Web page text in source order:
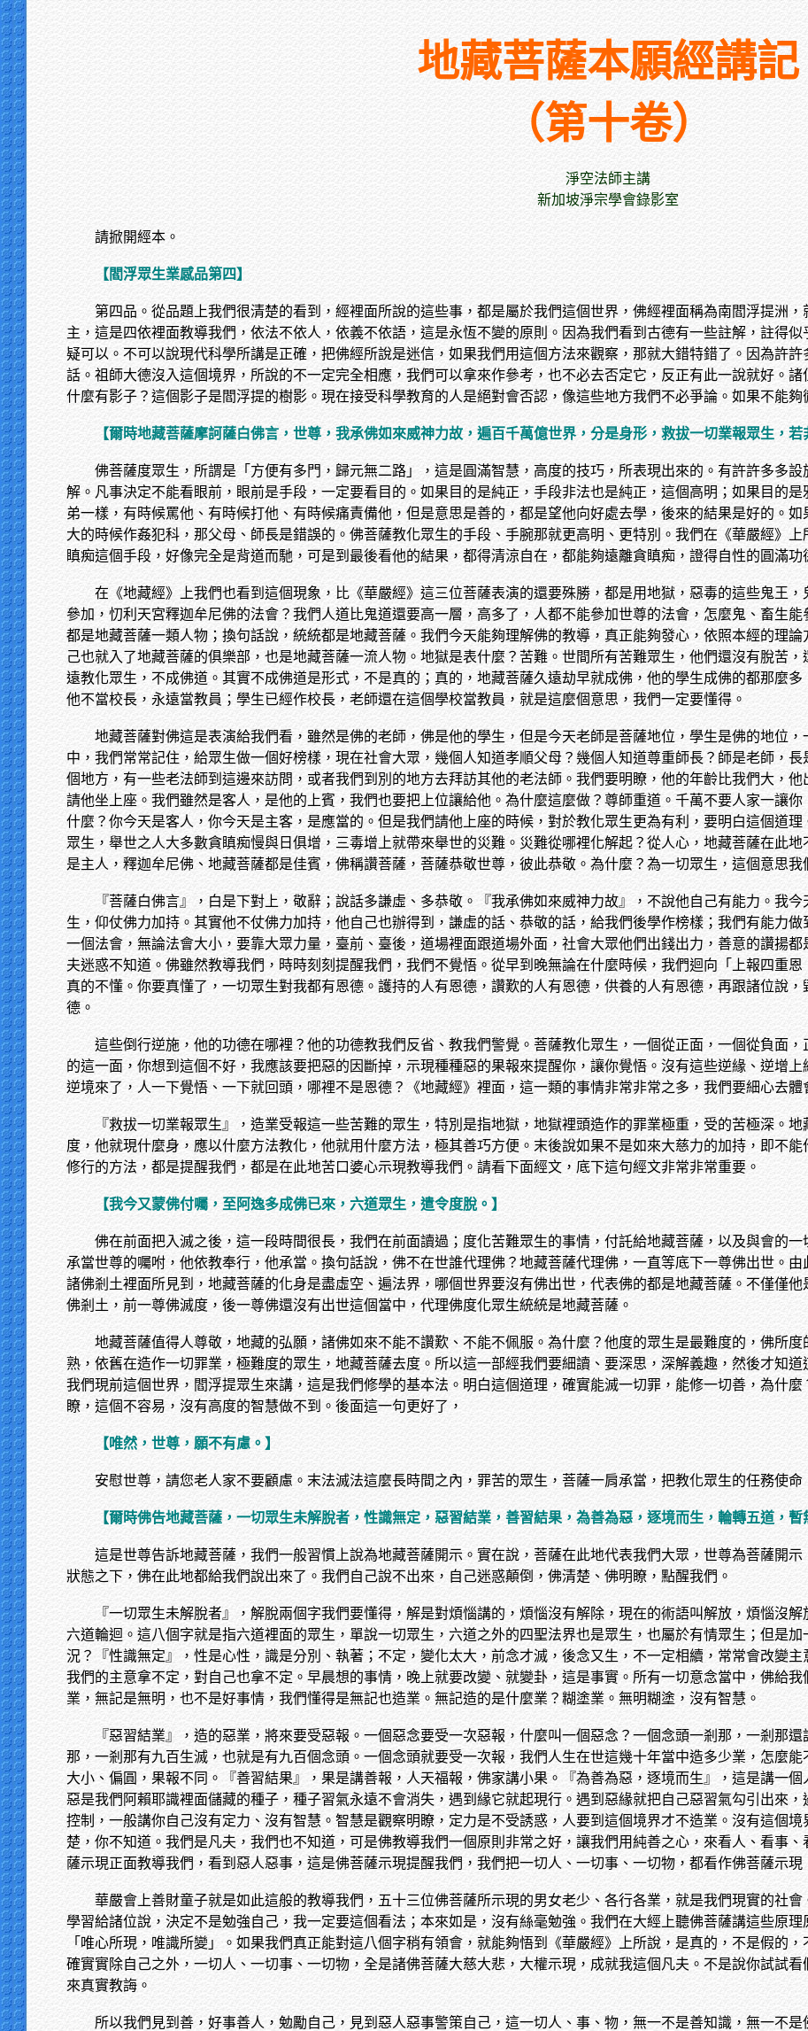
地藏菩薩本願經講記
（第十卷）
淨空法師主講
新加坡淨宗學會錄影室
請掀開經本。
【閻浮眾生業感品第四】
第四品。從品題上我們很清楚的看到，經裡面所說的這些事，都是屬於我們這個世界，佛經裡面稱為南閻浮提洲
主，這是四依裡面教導我們，依法不依人，依義不依語，這是永恆不變的原則。因為我們看到古德有一些註解，註得
疑可以。不可以說現代科學所講是正確，把佛經所說是迷信，如果我們用這個方法來觀察，那就大錯特錯了。因為許
話。祖師大德沒入這個境界，所說的不一定完全相應，我們可以拿來作參考，也不必去否定它，反正有此一說就好。
什麼有影子？這個影子是閻浮提的樹影。現在接受科學教育的人是絕對會否認，像這些地方我們不必爭論。如果不能夠
【爾時地藏菩薩摩訶薩白佛言，世尊，我承佛如來威神力故，遍百千萬億世界，分是身形，救拔一切業報眾生
佛菩薩度眾生，所謂是「方便有多門，歸元無二路」，這是圓滿智慧，高度的技巧，所表現出來的。有許許多多
解。凡事決定不能看眼前，眼前是手段，一定要看目的。如果目的是純正，手段非法也是純正，這個高明；如果目的
弟一樣，有時候罵他、有時候打他、有時候痛責備他，但是意思是善的，都是望他向好處去學，後來的結果是好的。
大的時候作姦犯科，那父母、師長是錯誤的。佛菩薩教化眾生的手段、手腕那就更高明、更特別。我們在《華嚴經》
瞋痴這個手段，好像完全是背道而馳，可是到最後看他的結果，都得清涼自在，都能夠遠離貪瞋痴，證得自性的圓滿功
在《地藏經》上我們也看到這個現象，比《華嚴經》這三位菩薩表演的還要殊勝，都是用地獄，惡毒的這些鬼王
參加，忉利天宮釋迦牟尼佛的法會？我們人道比鬼道還要高一層，高多了，人都不能參加世尊的法會，怎麼鬼、畜生
都是地藏菩薩一類人物；換句話說，統統都是地藏菩薩。我們今天能夠理解佛的教導，真正能夠發心，依照本經的理
己也就入了地藏菩薩的俱樂部，也是地藏菩薩一流人物。地獄是表什麼？苦難。世間所有苦難眾生，他們還沒有脫苦
遠教化眾生，不成佛道。其實不成佛道是形式，不是真的；真的，地藏菩薩久遠劫早就成佛，他的學生成佛的都那麼
他不當校長，永遠當教員；學生已經作校長，老師還在這個學校當教員，就是這麼個意思，我們一定要懂得。
地藏菩薩對佛這是表演給我們看，雖然是佛的老師，佛是他的學生，但是今天老師是菩薩地位，學生是佛的地位
中，我們常常記住，給眾生做一個好榜樣，現在社會大眾，幾個人知道孝順父母？幾個人知道尊重師長？師是老師，
個地方，有一些老法師到這邊來訪問，或者我們到別的地方去拜訪其他的老法師。我們要明瞭，他的年齡比我們大，
請他坐上座。我們雖然是客人，是他的上賓，我們也要把上位讓給他。為什麼這麼做？尊師重道。千萬不要人家一讓
什麼？你今天是客人，你今天是主客，是應當的。但是我們請他上座的時候，對於教化眾生更為有利，要明白這個道
眾生，舉世之人大多數貪瞋痴慢與日俱增，三毒增上就帶來舉世的災難。災難從哪裡化解起？從人心，地藏菩薩在此
是主人，釋迦牟尼佛、地藏菩薩都是佳賓，佛稱讚菩薩，菩薩恭敬世尊，彼此恭敬。為什麼？為一切眾生，這個意思我
『菩薩白佛言』，白是下對上，敬辭；說話多謙虛、多恭敬。『我承佛如來威神力故』，不說他自己有能力。我
生，仰仗佛力加持。其實他不仗佛力加持，他自己也辦得到，謙虛的話、恭敬的話，給我們後學作榜樣；我們有能力
一個法會，無論法會大小，要靠大眾力量，臺前、臺後，道場裡面跟道場外面，社會大眾他們出錢出力，善意的讚揚
夫迷惑不知道。佛雖然教導我們，時時刻刻提醒我們，我們不覺悟。從早到晚無論在什麼時候，我們迴向「上報四重
真的不懂。你要真懂了，一切眾生對我都有恩德。護持的人有恩德，讚歎的人有恩德，供養的人有恩德，再跟諸位說
德。
這些倒行逆施，他的功德在哪裡？他的功德教我們反省、教我們警覺。菩薩教化眾生，一個從正面，一個從負面
的這一面，你想到這個不好，我應該要把惡的因斷掉，示現種種惡的果報來提醒你，讓你覺悟。沒有這些逆緣、逆增
逆境來了，人一下覺悟、一下就回頭，哪裡不是恩德？《地藏經》裡面，這一類的事情非常非常之多，我們要細心去體
『救拔一切業報眾生』，造業受報這一些苦難的眾生，特別是指地獄，地獄裡頭造作的罪業極重，受的苦極深。
度，他就現什麼身，應以什麼方法教化，他就用什麼方法，極其善巧方便。末後說如果不是如來大慈力的加持，即不
修行的方法，都是提醒我們，都是在此地苦口婆心示現教導我們。請看下面經文，底下這句經文非常非常重要。
【我今又蒙佛付囑，至阿逸多成佛已來，六道眾生，遣令度脫。】
佛在前面把入滅之後，這一段時間很長，我們在前面讀過；度化苦難眾生的事情，付託給地藏菩薩，以及與會的
承當世尊的囑咐，他依教奉行，他承當。換句話說，佛不在世誰代理佛？地藏菩薩代理佛，一直等底下一尊佛出世。
諸佛剎土裡面所見到，地藏菩薩的化身是盡虛空、遍法界，哪個世界要沒有佛出世，代表佛的都是地藏菩薩。不僅僅
佛剎土，前一尊佛滅度，後一尊佛還沒有出世這個當中，代理佛度化眾生統統是地藏菩薩。
地藏菩薩值得人尊敬，地藏的弘願，諸佛如來不能不讚歎、不能不佩服。為什麼？他度的眾生是最難度的，佛所
熟，依舊在造作一切罪業，極難度的眾生，地藏菩薩去度。所以這一部經我們要細讀、要深思，深解義趣，然後才知
我們現前這個世界，閻浮提眾生來講，這是我們修學的基本法。明白這個道理，確實能滅一切罪，能修一切善，為什
瞭，這個不容易，沒有高度的智慧做不到。後面這一句更好了，
【唯然，世尊，願不有慮。】
安慰世尊，請您老人家不要顧慮。末法滅法這麼長時間之內，罪苦的眾生，菩薩一肩承當，把教化眾生的任務使命
【爾時佛告地藏菩薩，一切眾生未解脫者，性識無定，惡習結業，善習結果，為善為惡，逐境而生，輪轉五道，暫
這是世尊告訴地藏菩薩，我們一般習慣上說為地藏菩薩開示。實在說，菩薩在此地代表我們大眾，世尊為菩薩開
狀態之下，佛在此地都給我們說出來了。我們自己說不出來，自己迷惑顛倒，佛清楚、佛明瞭，點醒我們。
『一切眾生未解脫者』，解脫兩個字我們要懂得，解是對煩惱講的，煩惱沒有解除，現在的術語叫解放，煩惱沒
六道輪迴。這八個字就是指六道裡面的眾生，單說一切眾生，六道之外的四聖法界也是眾生，也屬於有情眾生；但是
況？『性識無定』，性是心性，識是分別、執著；不定，變化太大，前念才滅，後念又生，不一定相續，常常會改變
我們的主意拿不定，對自己也拿不定。早晨想的事情，晚上就要改變、就變卦，這是事實。所有一切意念當中，佛給
業，無記是無明，也不是好事情，我們懂得是無記也造業。無記造的是什麼業？糊塗業。無明糊塗，沒有智慧。
『惡習結業』，造的惡業，將來要受惡報。一個惡念要受一次惡報，什麼叫一個惡念？一個念頭一剎那，一剎那
那，一剎那有九百生滅，也就是有九百個念頭。一個念頭就要受一次報，我們人生在世這幾十年當中造多少業，怎麼
大小、偏圓，果報不同。『善習結果』，果是講善報，人天福報，佛家講小果。『為善為惡，逐境而生』，這是講一
惡是我們阿賴耶識裡面儲藏的種子，種子習氣永遠不會消失，遇到緣它就起現行。遇到惡緣就把自己惡習氣勾引出來
控制，一般講你自己沒有定力、沒有智慧。智慧是觀察明瞭，定力是不受誘惑，人要到這個境界才不造業。沒有這個
楚，你不知道。我們是凡夫，我們也不知道，可是佛教導我們一個原則非常之好，讓我們用純善之心，來看人、看事
薩示現正面教導我們，看到惡人惡事，這是佛菩薩示現提醒我們，我們把一切人、一切事、一切物，都看作佛菩薩示現
華嚴會上善財童子就是如此這般的教導我們，五十三位佛菩薩所示現的男女老少、各行各業，就是我們現實的社
學習給諸位說，決定不是勉強自己，我一定要這個看法；本來如是，沒有絲毫勉強。我們在大經上聽佛菩薩講這些原
「唯心所現，唯識所變」。如果我們真正能對這八個字稍有領會，就能夠悟到《華嚴經》上所說，是真的，不是假的
確實實除自己之外，一切人、一切事、一切物，全是諸佛菩薩大慈大悲，大權示現，成就我這個凡夫。不是說你試試
來真實教誨。
所以我們見到善，好事善人，勉勵自己，見到惡人惡事警策自己，這一切人、事、物，無一不是善知識，無一不